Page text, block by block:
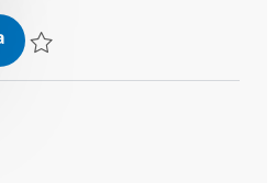
Consultor Corporate Banking